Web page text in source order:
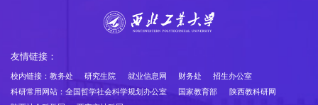
友情链接：
校内链接： 教务处 研究生院 就业信息网 财务处
招生办公室
科研常用网站： 全国哲学社会科学规划办公室 国家教育部
陕西教科研网